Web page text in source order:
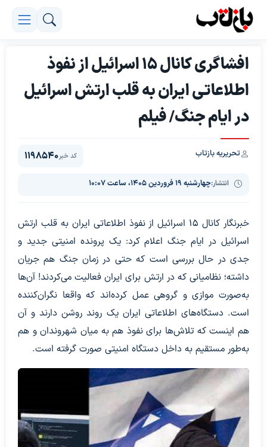
افشاگری کانال ۱۵ اسرائیل از نفوذ
اطلاعاتی ایران به قلب ارتش اسرائیل
در ایام جنگ/ فیلم
تحریریه بازتاب
انتشار:چهارشنبه ۱۹ فروردین ۱۴۰۵، ساعت ۱۰:۰۷
کد خبر1198540
خبرنگار کانال ۱۵ اسرائیل از نفوذ اطلاعاتی ایران به قلب ارتش
اسرائیل در ایام جنگ اعلام کرد: یک پرونده امنیتی جدید و
جدی در حال بررسی است که حتی در زمان جنگ هم جریان
داشته؛ نظامیانی که در ارتش برای ایران فعالیت می‌کردند! آن‌ها
به‌صورت موازی و گروهی عمل کرده‌اند که واقعا نگران‌کننده
است. دستگاه‌های اطلاعاتی ایران یک روند روشن دارند و آن
هم اینست که تلاش‌ها برای نفوذ هم به میان شهروندان و هم
به‌طور مستقیم به داخل دستگاه امنیتی صورت گرفته است.